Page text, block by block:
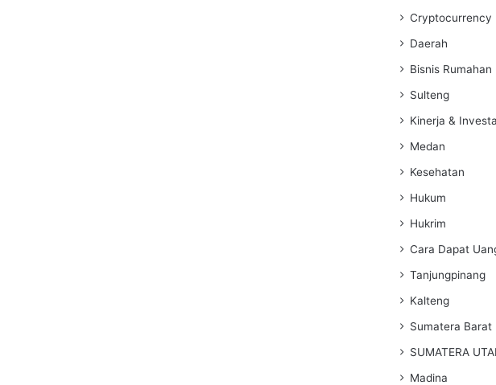
Cryptocurrency
Daerah
Bisnis Rumahan
Sulteng
Kinerja &
Medan
Kesehatan
Hukum
Hukrim
Cara Dapat
Tanjungpinang
Kalteng
Sumatera Barat
SUMATERA
Madina